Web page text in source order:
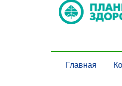
Главная